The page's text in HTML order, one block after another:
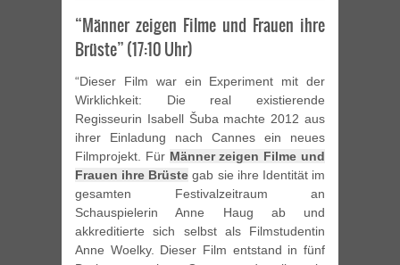
“Männer zeigen Filme und Frauen ihre
Brüste” (17:10 Uhr)
“Dieser Film war ein Experiment mit der
Wirklichkeit: Die real existierende
Regisseurin Isabell Šuba machte 2012 aus
ihrer Einladung nach Cannes ein neues
Filmprojekt. Für Männer zeigen Filme und
Frauen ihre Brüste gab sie ihre Identität im
gesamten Festivalzeitraum an
Schauspielerin Anne Haug ab und
akkreditierte sich selbst als Filmstudentin
Anne Woelky. Dieser Film entstand in fünf